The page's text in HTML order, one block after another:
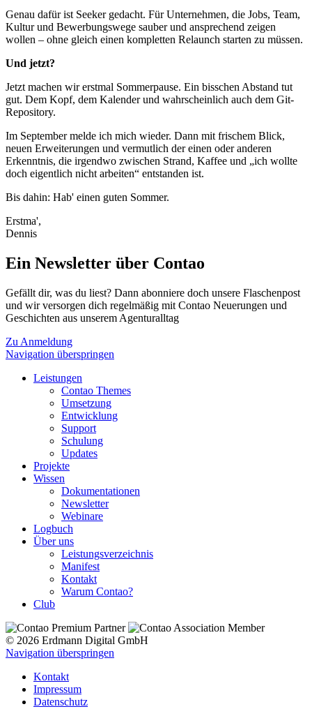
Genau dafür ist Seeker gedacht. Für Unternehmen, die Jobs, Team,
Kultur und Bewerbungswege sauber und ansprechend zeigen
wollen – ohne gleich einen kompletten Relaunch starten zu müssen.
Und jetzt?
Jetzt machen wir erstmal Sommerpause. Ein bisschen Abstand tut
gut. Dem Kopf, dem Kalender und wahrscheinlich auch dem Git-
Repository.
Im September melde ich mich wieder. Dann mit frischem Blick,
neuen Erweiterungen und vermutlich der einen oder anderen
Erkenntnis, die irgendwo zwischen Strand, Kaffee und „ich wollte
doch eigentlich nicht arbeiten“ entstanden ist.
Bis dahin: Hab' einen guten Sommer.
Erstma',
Dennis
Ein Newsletter über Contao
Gefällt dir, was du liest? Dann abonniere doch unsere Flaschenpost
und wir versorgen dich regelmäßig mit Contao Neuerungen und
Geschichten aus unserem Agenturalltag
Zu Anmeldung
Navigation überspringen
Leistungen
Contao Themes
Umsetzung
Entwicklung
Support
Schulung
Updates
Projekte
Wissen
Dokumentationen
Newsletter
Webinare
Logbuch
Über uns
Leistungsverzeichnis
Manifest
Kontakt
Warum Contao?
Club
© 2026 Erdmann Digital GmbH
Navigation überspringen
Kontakt
Impressum
Datenschutz